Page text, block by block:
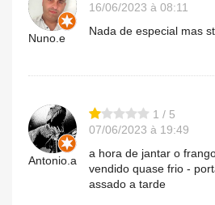
Nuno.e
16/06/2023 à 08:11
Nada de especial mas
Antonio.a
1 / 5
07/06/2023 à 19:49
a hora de jantar o
vendido quase frio -
assado a tarde